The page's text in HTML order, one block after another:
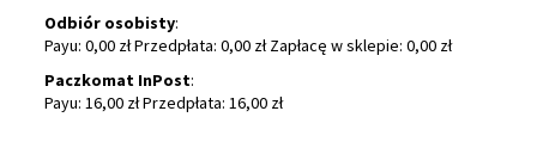
Odbiór osobisty:
Payu: 0,00 zł Przedpłata: 0,00 zł Zapłacę w sklepie: 0,00 zł
Paczkomat InPost:
Payu: 16,00 zł Przedpłata: 16,00 zł